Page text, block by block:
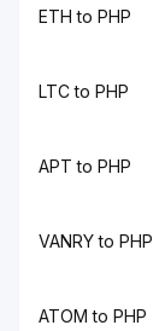
ETH to PHP
LTC to PHP
APT to PHP
VANRY to PHP
ATOM to PHP